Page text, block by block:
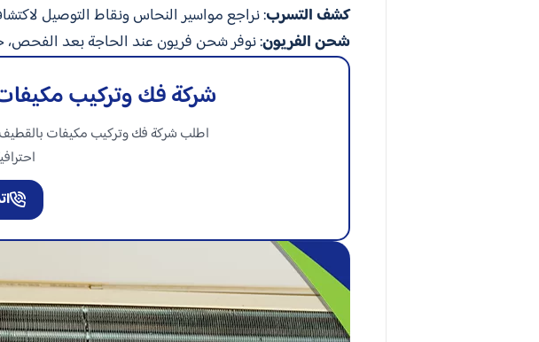
كشف التسرب: نراجع مواسير النحاس ونقاط التوصيل
شحن الفريون: نوفر شحن فريون عند الحاجة بعد الفحص،
شركة فك وتركيب
اطلب شركة فك وتركيب مكيفات